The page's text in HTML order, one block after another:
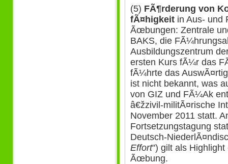
(5) FÃ¶rderung von
fÃ¤higkeit in Aus- und
Ãœbungen: Zentrale
BAKS, die
Ausbildungszentrum
ersten Kurs fÃ¼r das
fÃ¼hrte das
ist nicht bekannt, was
von GIZ und FÃ¼Ak
â€žzivil-militÃ¤rische
November 2011 statt.
Fortsetzungstagung
Deutsch-
Effort") gilt als
Ãœbung.